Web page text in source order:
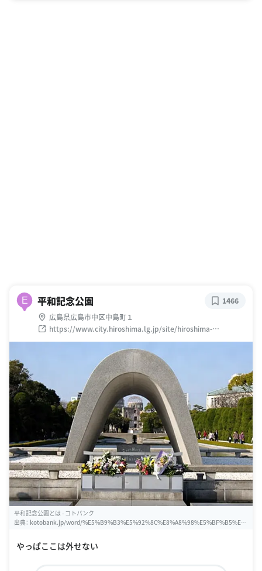
E 平和記念公園
広島県広島市中区中島町１
https://www.city.hiroshima.lg.jp/site/hiroshima-
park/7480.html
1466
平和記念公園とは - コトバンク
出典： kotobank.jp/word/%E5%B9%B3%E5%92%8C%E8%A8%98%E5%BF%B5%E
やっぱここは外せない